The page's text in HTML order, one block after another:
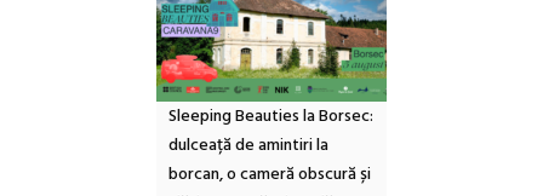
Sleeping Beauties la Borsec:
dulceață de amintiri la
borcan, o cameră obscură și